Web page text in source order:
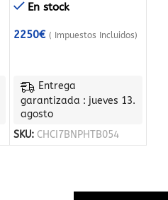
En stock
2250€ ( Impuestos Incluidos)
Entrega
garantizada : jueves 13.
agosto
SKU: CHCI7BNPHTB054